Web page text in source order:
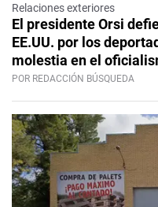
Relaciones exteriores
El presidente Orsi
EE.UU. por los
molestia en el
POR REDACCIÓN BÚSQUEDA